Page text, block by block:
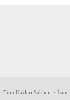
Tüm Hakları Saklıdır ~